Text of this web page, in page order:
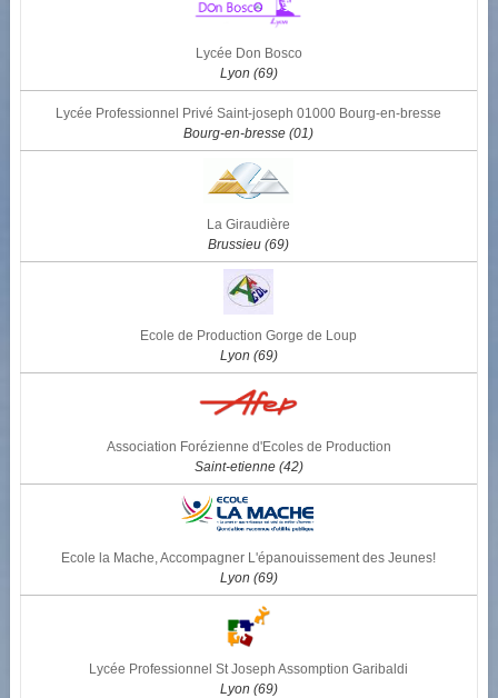
Lycée Don Bosco
Lyon (69)
Lycée Professionnel Privé Saint-joseph 01000 Bourg-en-bresse
Bourg-en-bresse (01)
La Giraudière
Brussieu (69)
Ecole de Production Gorge de Loup
Lyon (69)
Association Forézienne d'Ecoles de Production
Saint-etienne (42)
Ecole la Mache, Accompagner L'épanouissement des Jeunes!
Lyon (69)
Lycée Professionnel St Joseph Assomption Garibaldi
Lyon (69)